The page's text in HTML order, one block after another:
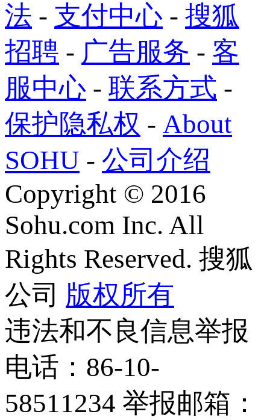
法 - 支付中心 - 搜狐
招聘 - 广告服务 - 客
服中心 - 联系方式 -
保护隐私权 - About
SOHU - 公司介绍
Copyright © 2016
Sohu.com Inc. All
Rights Reserved. 搜狐
公司 版权所有
违法和不良信息举报
电话：86-10-
58511234 举报邮箱：